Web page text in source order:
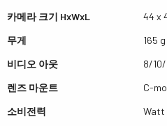
카메라 크기 HxWxL
44 x
무게
165 g
비디오 아웃
8/
렌즈 마운트
C-
소비전력
Watt